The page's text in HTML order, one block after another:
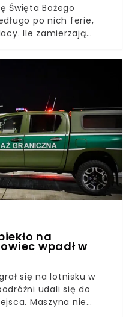
Święta Bożego
po nich ferie,
Ile zamierzają
badań wynika jasno, to
na
wpadł w
się na lotnisku w
udali się do
Maszyna nie